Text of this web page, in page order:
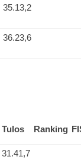
35.13,2
36.23,6
Tulos Ranking
31.41,7